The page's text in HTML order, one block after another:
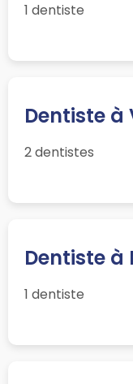
1 dentiste
Dentiste à
2 dentistes
Dentiste
1 dentiste